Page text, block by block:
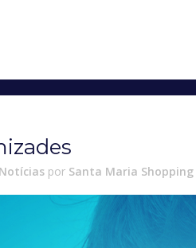
Notícias por Santa Maria Shopping